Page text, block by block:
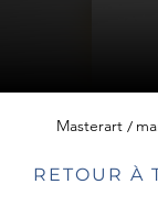
Masterart
RETOUR À